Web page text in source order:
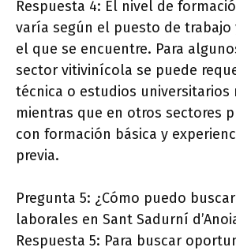
Respuesta 4: El nivel de
varía según el puesto de trabajo
el que se encuentre. Para
sector vitivinícola se puede
técnica o estudios universitarios
mientras que en otros sectores
con formación básica y
previa.
Pregunta 5: ¿Cómo puedo
laborales en Sant Sadurní
Respuesta 5: Para buscar